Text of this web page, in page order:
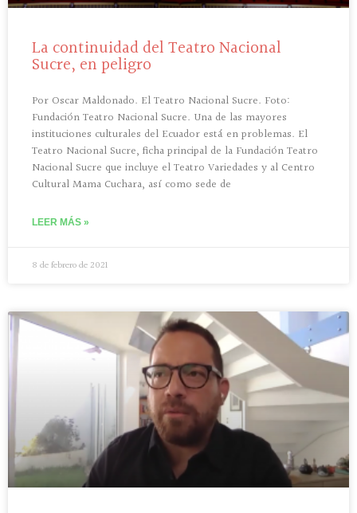
La continuidad del Teatro Nacional
Sucre, en peligro
Por Oscar Maldonado. El Teatro Nacional Sucre. Foto:
Fundación Teatro Nacional Sucre. Una de las mayores
instituciones culturales del Ecuador está en problemas. El
Teatro Nacional Sucre, ficha principal de la Fundación Teatro
Nacional Sucre que incluye el Teatro Variedades y al Centro
Cultural Mama Cuchara, así como sede de
LEER MÁS »
8 de febrero de 2021